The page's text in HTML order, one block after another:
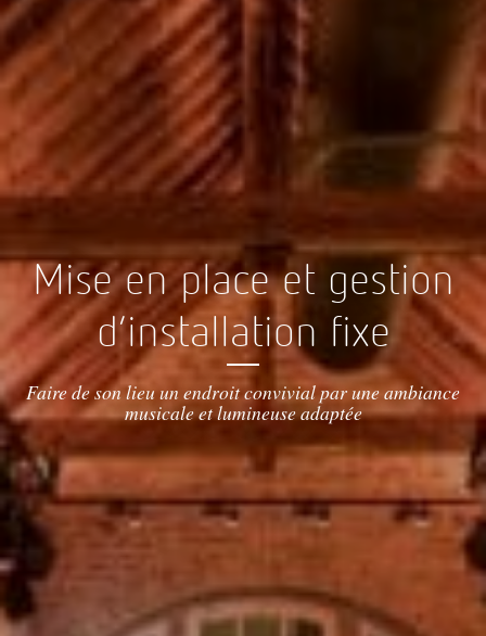
Mise en place et gestion
d’installation fixe
Faire de son lieu un endroit convivial par une ambiance
musicale et lumineuse adaptée